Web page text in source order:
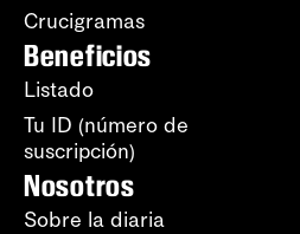
Crucigramas
Beneficios
Listado
Tu ID (número de
suscripción)
Nosotros
Sobre la diaria